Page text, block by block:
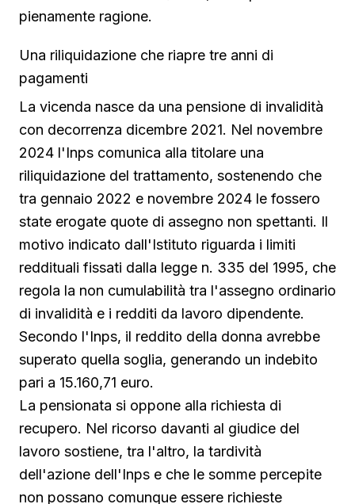
pienamente ragione.
Una riliquidazione che riapre tre anni di
pagamenti
La vicenda nasce da una pensione di invalidità
con decorrenza dicembre 2021. Nel novembre
2024 l'Inps comunica alla titolare una
riliquidazione del trattamento, sostenendo che
tra gennaio 2022 e novembre 2024 le fossero
state erogate quote di assegno non spettanti. Il
motivo indicato dall'Istituto riguarda i limiti
reddituali fissati dalla legge n. 335 del 1995, che
regola la non cumulabilità tra l'assegno ordinario
di invalidità e i redditi da lavoro dipendente.
Secondo l'Inps, il reddito della donna avrebbe
superato quella soglia, generando un indebito
pari a 15.160,71 euro.
La pensionata si oppone alla richiesta di
recupero. Nel ricorso davanti al giudice del
lavoro sostiene, tra l'altro, la tardività
dell'azione dell'Inps e che le somme percepite
non possano comunque essere richieste